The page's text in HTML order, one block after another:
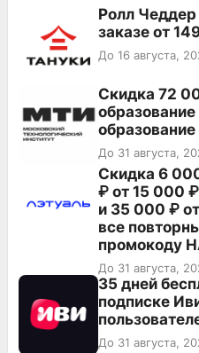
Ролл
заказе от
До 16 августа,
Скидка 72
До 31 августа,
Скидка 6
₽ от 15 000
и 35 000 ₽
все
промокоду
До 31 августа,
35 дней
подписке
До 31 августа,